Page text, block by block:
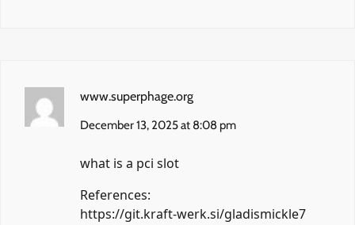
www.superphage.org
December 13, 2025 at 8:08 pm
what is a pci slot
References:
https://git.kraft-werk.si/gladismickle7